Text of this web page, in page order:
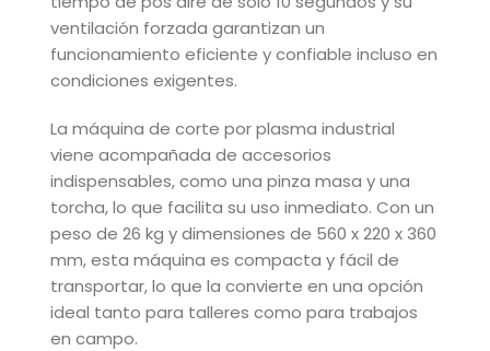
ventilación forzada garantizan un
funcionamiento eficiente y confiable incluso en
condiciones exigentes.
La máquina de corte por plasma industrial
viene acompañada de accesorios
indispensables, como una pinza masa y una
torcha, lo que facilita su uso inmediato. Con un
peso de 26 kg y dimensiones de 560 x 220 x 360
mm, esta máquina es compacta y fácil de
transportar, lo que la convierte en una opción
ideal tanto para talleres como para trabajos
en campo.